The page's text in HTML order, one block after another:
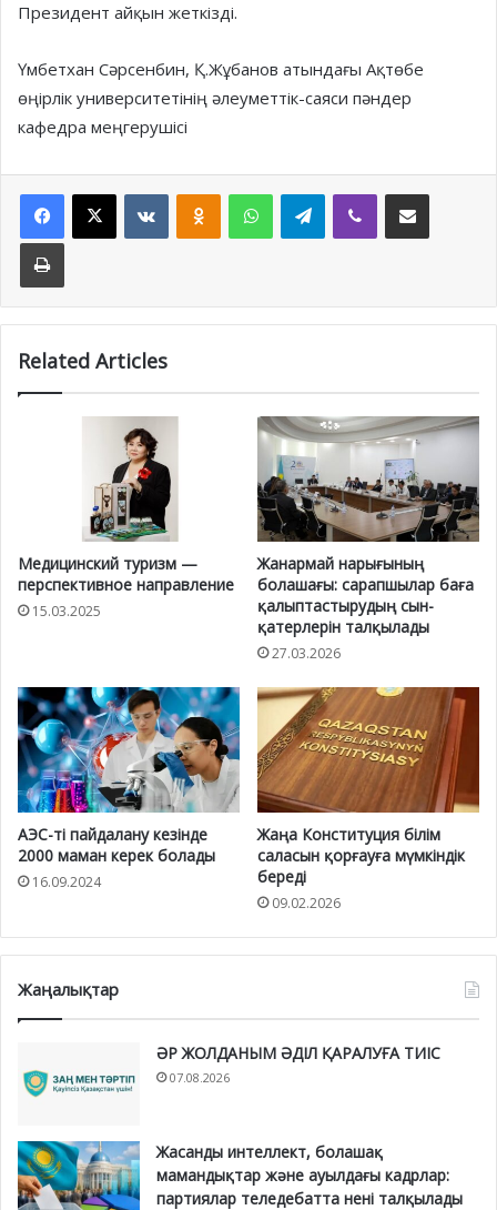
Президент айқын жеткізді.
Үмбетхан Сәрсенбин, Қ.Жұбанов атындағы Ақтөбе
өңірлік университетінің әлеуметтік-саяси пәндер
кафедра меңгерушісі
Facebook
X VKontakteOdnoklassniki
WhatsAppTelegramViber Share via Email
Print
Related Articles
Медицинский туризм —
перспективное направление
15.03.2025
Жанармай нарығының
болашағы: сарапшылар баға
қалыптастырудың сын-
қатерлерін талқылады
27.03.2026
АЭС-ті пайдалану кезінде
2000 маман керек болады
16.09.2024
Жаңа Конституция білім
саласын қорғауға мүмкіндік
береді
09.02.2026
Жаңалықтар
ӘР ЖОЛДАНЫМ ӘДІЛ ҚАРАЛУҒА ТИІС
07.08.2026
Жасанды интеллект, болашақ
мамандықтар және ауылдағы кадрлар:
партиялар теледебатта нені талқылады